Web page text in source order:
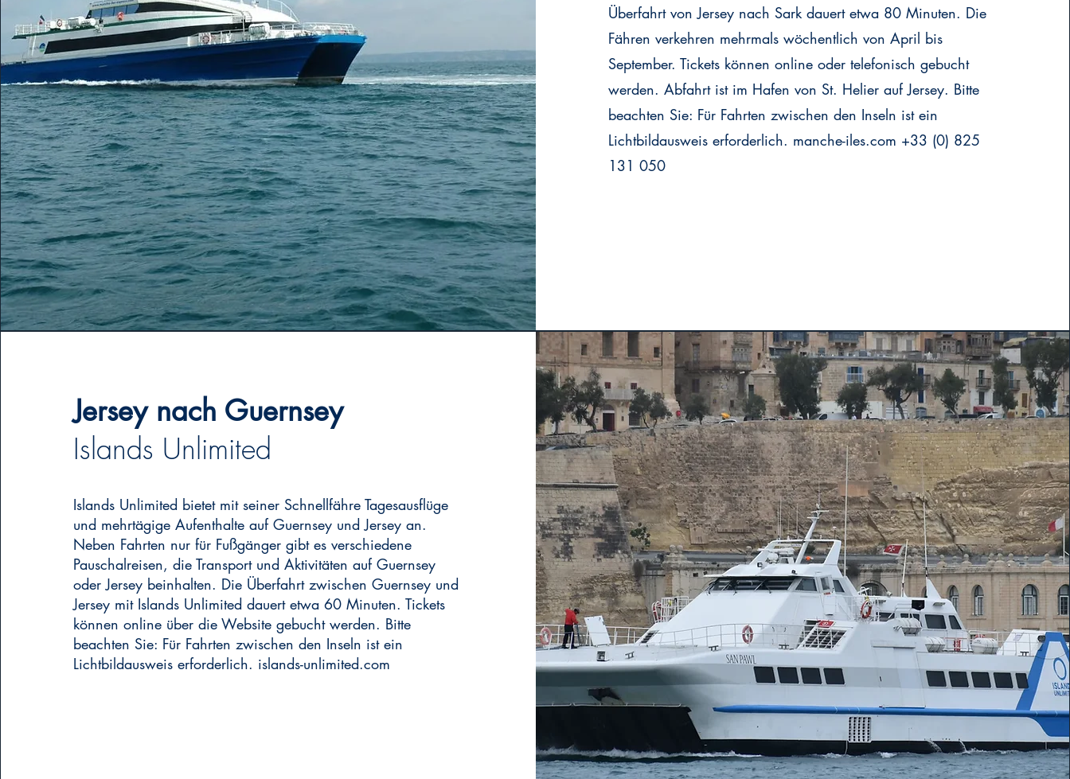
Überfahrt von Jersey nach Sark dauert etwa 80 Minuten. Die
Fähren verkehren mehrmals wöchentlich von April bis
September. Tickets können online oder telefonisch gebucht
werden. Abfahrt ist im Hafen von St. Helier auf Jersey. Bitte
beachten Sie: Für Fahrten zwischen den Inseln ist ein
Lichtbildausweis erforderlich. manche-iles.com +33 (0) 825
131 050
Jersey nach Guernsey
Islands Unlimited
Islands Unlimited bietet mit seiner Schnellfähre Tagesausflüge
und mehrtägige Aufenthalte auf Guernsey und Jersey an.
Neben Fahrten nur für Fußgänger gibt es verschiedene
Pauschalreisen, die Transport und Aktivitäten auf Guernsey
oder Jersey beinhalten. Die Überfahrt zwischen Guernsey und
Jersey mit Islands Unlimited dauert etwa 60 Minuten. Tickets
können online über die Website gebucht werden. Bitte
beachten Sie: Für Fahrten zwischen den Inseln ist ein
Lichtbildausweis erforderlich. islands-unlimited.com